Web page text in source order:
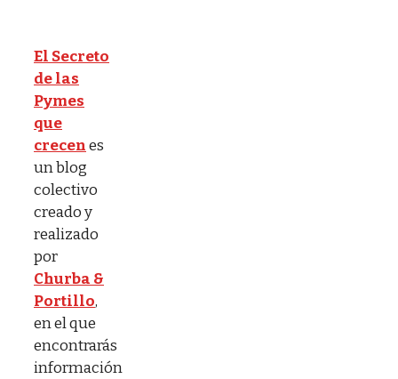
El Secreto
de las
Pymes
que
crecenes
un blog
colectivo
creado y
realizado
por
Churba &
Portillo,
en el que
encontrarás
información